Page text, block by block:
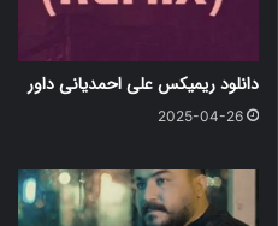
دانلود ریمیکس علی احمدیانی داور
2025-04-26